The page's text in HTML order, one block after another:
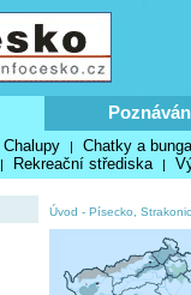
Chalupy | Chatky a
| Rekreační střediska |
Úvod - Písecko,